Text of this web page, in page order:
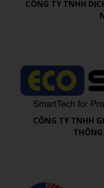
CÔNG TY TNHH
CÔNG TY TNHH